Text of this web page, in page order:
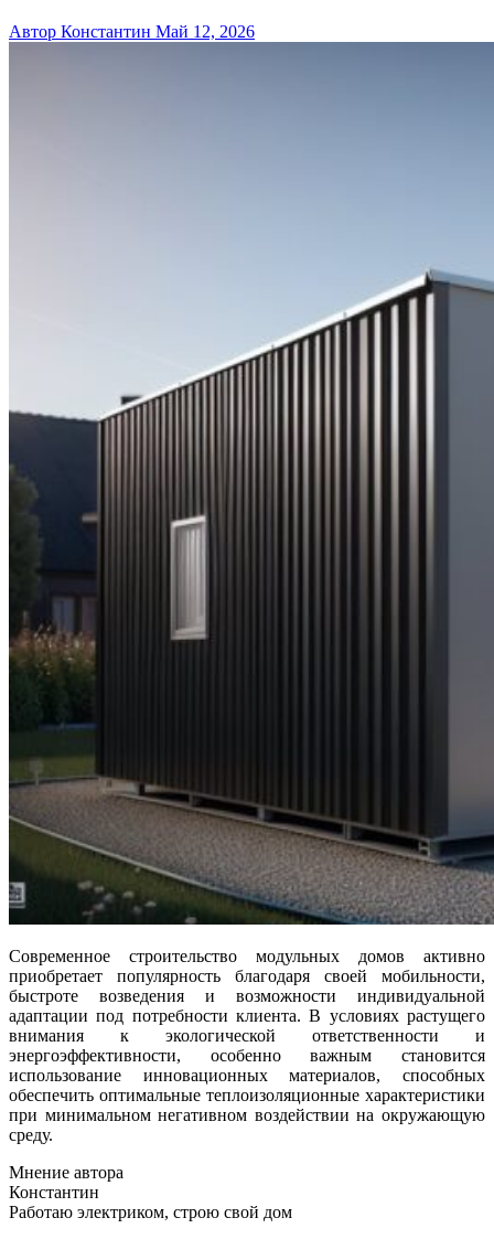
Автор Константин Май 12, 2026
Современное строительство модульных домов активно
приобретает популярность благодаря своей мобильности,
быстроте возведения и возможности индивидуальной
адаптации под потребности клиента. В условиях растущего
внимания к экологической ответственности и
энергоэффективности, особенно важным становится
использование инновационных материалов, способных
обеспечить оптимальные теплоизоляционные характеристики
при минимальном негативном воздействии на окружающую
среду.
Мнение автора
Константин
Работаю электриком, строю свой дом